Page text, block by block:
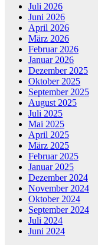
Juli 2026
Juni 2026
April 2026
März 2026
Februar 2026
Januar 2026
Dezember 2025
Oktober 2025
September 2025
August 2025
Juli 2025
Mai 2025
April 2025
März 2025
Februar 2025
Januar 2025
Dezember 2024
November 2024
Oktober 2024
September 2024
Juli 2024
Juni 2024